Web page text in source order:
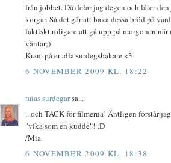
från jobbet. Då delar jag degen och låter
korgar. Så det går att baka dessa bröd på
faktiskt roligare att gå upp på morgonen när
väntar;)
Kram på er alla surdegsbakare <3
6 NOVEMBER 2009 KL. 18:22
mias surdegarsa...
...och TACK för filmerna! Äntligen förstår
"vika som en kudde"! ;D
/Mia
6 NOVEMBER 2009 KL. 18:38